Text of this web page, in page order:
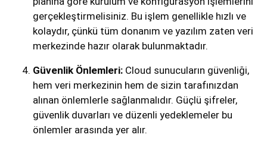
gerçekleştirmelisiniz. Bu işlem genellikle hızlı ve
kolaydır, çünkü tüm donanım ve yazılım zaten veri
merkezinde hazır olarak bulunmaktadır.
Güvenlik Önlemleri: Cloud sunucuların güvenliği,
hem veri merkezinin hem de sizin tarafınızdan
alınan önlemlerle sağlanmalıdır. Güçlü şifreler,
güvenlik duvarları ve düzenli yedeklemeler bu
önlemler arasında yer alır.